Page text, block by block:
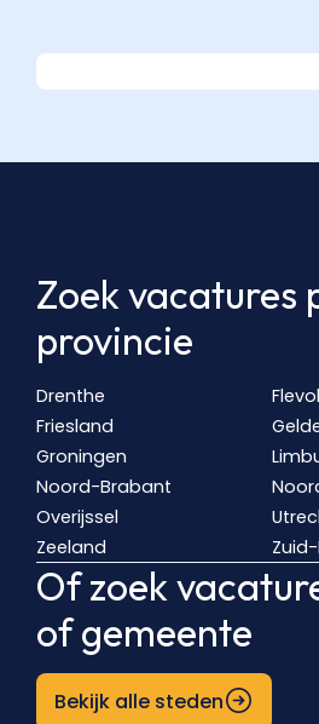
Zoek vacatures
provincie
Drenthe
Friesland
Groningen
Noord-Brabant
Overijssel
Zeeland
Of zoek
of gemeente
Bekijk alle steden